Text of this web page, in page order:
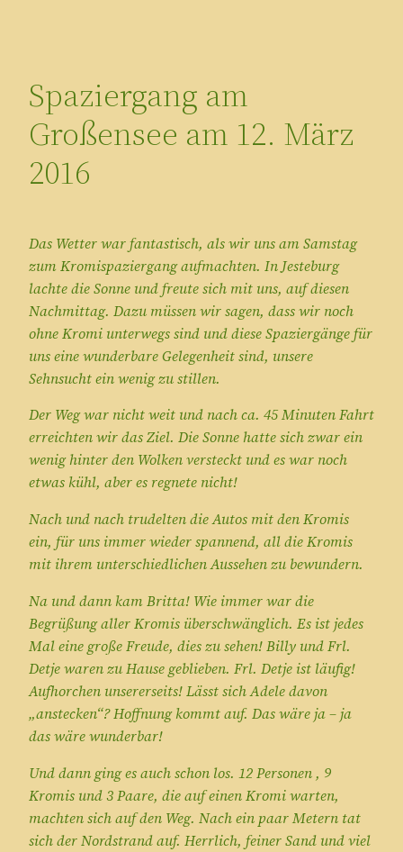
Spaziergang am
Großensee am 12. März
2016
Das Wetter war fantastisch, als wir uns am Samstag
zum Kromispaziergang aufmachten. In Jesteburg
lachte die Sonne und freute sich mit uns, auf diesen
Nachmittag. Dazu müssen wir sagen, dass wir noch
ohne Kromi unterwegs sind und diese Spaziergänge für
uns eine wunderbare Gelegenheit sind, unsere
Sehnsucht ein wenig zu stillen.
Der Weg war nicht weit und nach ca. 45 Minuten Fahrt
erreichten wir das Ziel. Die Sonne hatte sich zwar ein
wenig hinter den Wolken versteckt und es war noch
etwas kühl, aber es regnete nicht!
Nach und nach trudelten die Autos mit den Kromis
ein, für uns immer wieder spannend, all die Kromis
mit ihrem unterschiedlichen Aussehen zu bewundern.
Na und dann kam Britta! Wie immer war die
Begrüßung aller Kromis überschwänglich. Es ist jedes
Mal eine große Freude, dies zu sehen! Billy und Frl.
Detje waren zu Hause geblieben. Frl. Detje ist läufig!
Aufhorchen unsererseits! Lässt sich Adele davon
„anstecken“? Hoffnung kommt auf. Das wäre ja – ja
das wäre wunderbar!
Und dann ging es auch schon los. 12 Personen , 9
Kromis und 3 Paare, die auf einen Kromi warten,
machten sich auf den Weg. Nach ein paar Metern tat
sich der Nordstrand auf. Herrlich, feiner Sand und viel